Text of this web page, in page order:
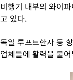
비행기 내부의 와이
고 있다.
독일 루프트한자 등
업체들에 활력을 불